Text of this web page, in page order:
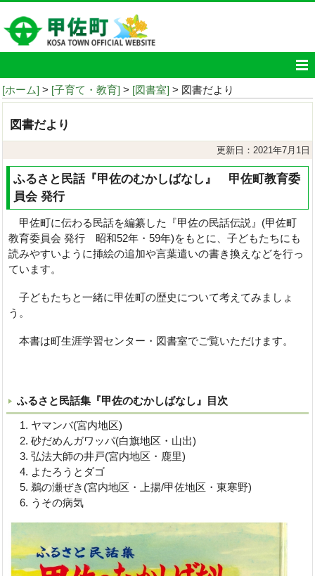
[ホーム] > [子育て・教育] > [図書室] > 図書だより
図書だより
更新日：2021年7月1日
ふるさと民話『甲佐のむかしばなし』 甲佐町教育委
員会 発行
甲佐町に伝わる民話を編纂した『甲佐の民話伝説』(甲佐町
教育委員会 発行 昭和52年・59年)をもとに、子どもたちにも
読みやすいように挿絵の追加や言葉遣いの書き換えなどを行っ
ています。
子どもたちと一緒に甲佐町の歴史について考えてみましょ
う。
本書は町生涯学習センター・図書室でご覧いただけます。
ふるさと民話集『甲佐のむかしばなし』目次
ヤマンバ(宮内地区)
砂だめんガワッパ(白旗地区・山出)
弘法大師の井戸(宮内地区・鹿里)
よたろうとダゴ
鵜の瀬ぜき(宮内地区・上揚/甲佐地区・東寒野)
うその病気